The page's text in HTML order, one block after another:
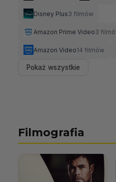
Disney Plus3 filmów
Amazon Prime Video3
Amazon Video14 filmów
Pokaż wszystkie
Filmografia